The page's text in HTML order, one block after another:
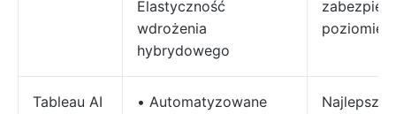
Elastyczność
wdrożenia
hybrydowego
poziomie
Tableau AI
• Automatyzowane
Najlepsze